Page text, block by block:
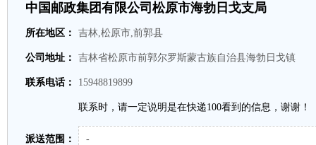
中国邮政集团有限公司松原市海勃日戈支局
所在地区： 吉林,松原市,前郭县
公司地址： 吉林省松原市前郭尔罗斯蒙古族自治县海勃日戈镇
联系电话： 15948819899
联系时，请一定说明是在快递100看到的信息，谢谢！
派送范围： -